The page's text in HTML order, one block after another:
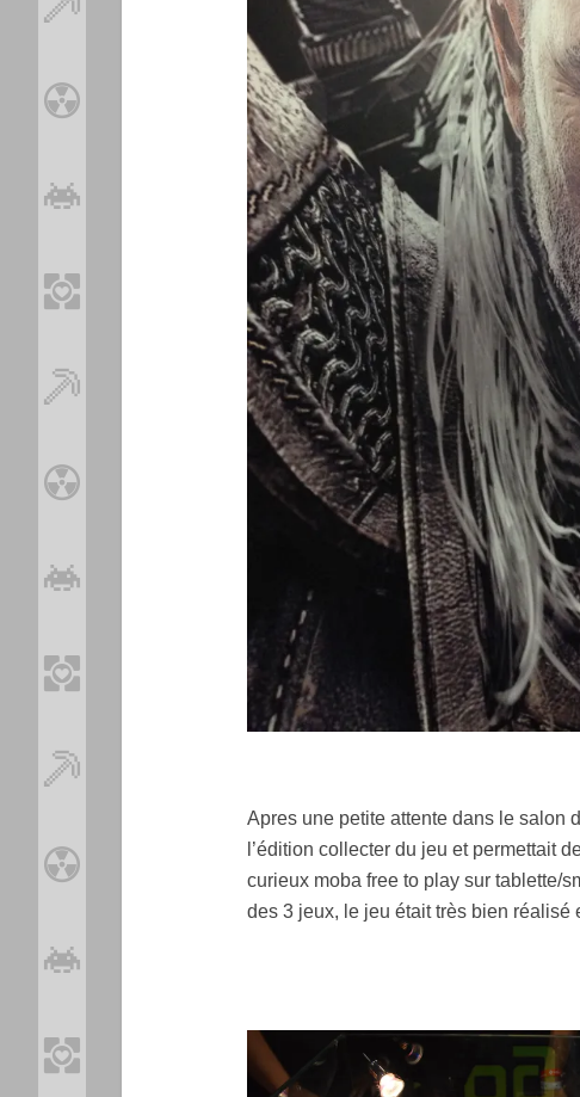
Apres une petite attente dans le salon
l’édition collecter du jeu et permettait
curieux moba free to play sur tablette/
des 3 jeux, le jeu était très bien réalisé